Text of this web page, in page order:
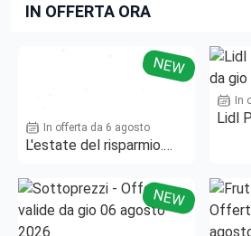
IN OFFERTA ORA
NEW
In offerta da 6 agosto
L'estate del risparmio.
In
Lidl
NEW